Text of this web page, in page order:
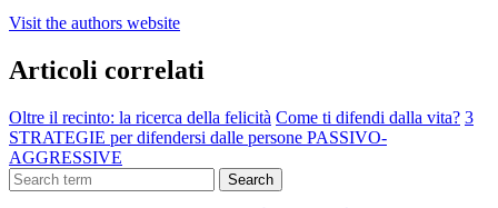
Visit the authors website
Articoli correlati
Oltre il recinto: la ricerca della felicità Come ti difendi dalla vita? 3
STRATEGIE per difendersi dalle persone PASSIVO-
AGGRESSIVE
Search